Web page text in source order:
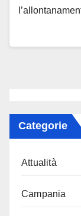
Categorie
Attualità
Campania